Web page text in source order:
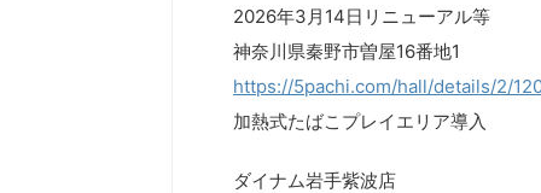
2026年3月14日リニューアル等
神奈川県秦野市曽屋16番地1
https://5pachi.com/hall/details/2/
加熱式たばこプレイエリア導入
ダイナム岩手紫波店